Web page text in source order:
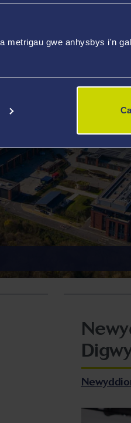
metrigau gwe anhysbys i'n
MYFYRIWR